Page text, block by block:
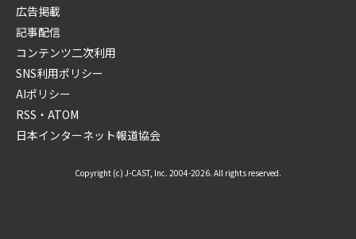
広告掲載
記事配信
コンテンツ二次利用
SNS利用ポリシー
AIポリシー
RSS・ATOM
日本インターネット報道協会
Copyright (c) J-CAST, Inc. 2004-2026. All rights reserved.